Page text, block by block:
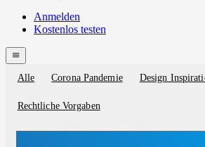
Menutech
navigation
Anmelden
Kostenlos testen
menu
Blog
categories
Alle Corona Pandemie Design
Rechtliche Vorgaben